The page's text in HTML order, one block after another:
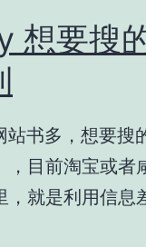
想要搜
书多，想要搜
，目前淘宝或者
，就是利用信息